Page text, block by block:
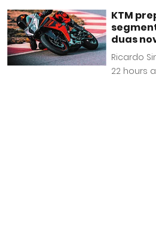
KTM
duas
Ricardo
22 hours